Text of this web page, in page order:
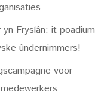
yn Fryslân: it poadium
ûndernimmers!
voor